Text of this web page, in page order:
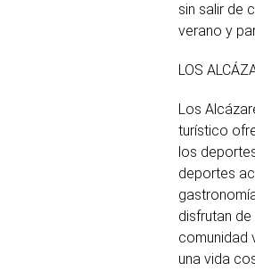
sin salir de
verano y
LOS
Los
turístico
los
deportes
disfrutan
comunidad
una vida